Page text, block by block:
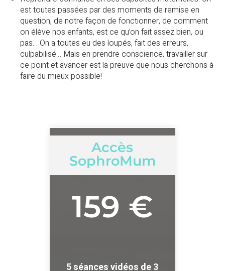
est toutes passées par des moments de remise en
question, de notre façon de fonctionner, de comment
on élève nos enfants, est ce qu’on fait assez bien, ou
pas… On a toutes eu des loupés, fait des erreurs,
culpabilisé… Mais en prendre conscience, travailler sur
ce point et avancer est la preuve que nous cherchons à
faire du mieux possible!
Accès
SophroMum
159 €
5 séances vidéos de 3